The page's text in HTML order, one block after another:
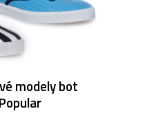
modely bot